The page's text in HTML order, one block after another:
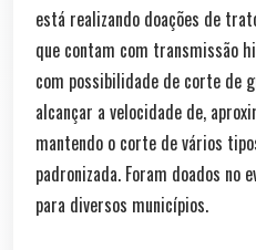
está realizando doações de
que contam com transmissão
com possibilidade de corte de
alcançar a velocidade de,
mantendo o corte de vários
padronizada. Foram doados no
para diversos municípios.